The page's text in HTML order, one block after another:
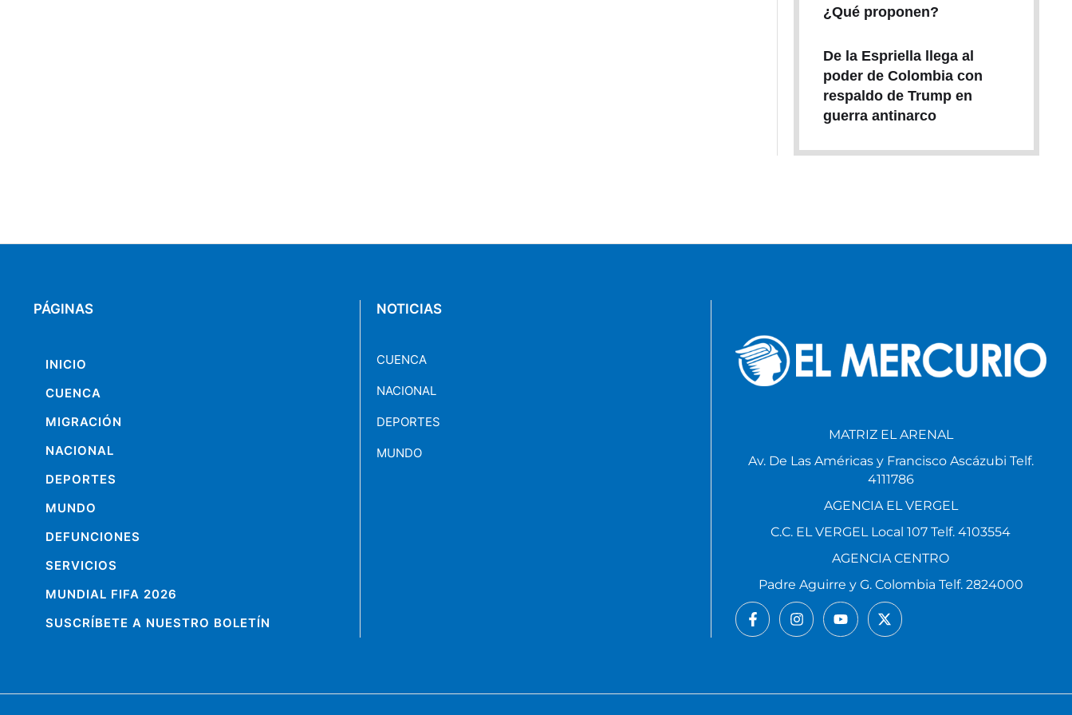
¿Qué proponen?
De la Espriella llega al
poder de Colombia con
respaldo de Trump en
guerra antinarco
PÁGINAS
INICIO
CUENCA
MIGRACIÓN
NACIONAL
DEPORTES
MUNDO
DEFUNCIONES
SERVICIOS
MUNDIAL FIFA 2026
SUSCRÍBETE A NUESTRO BOLETÍN
NOTICIAS
CUENCA
NACIONAL
DEPORTES
MUNDO
MATRIZ EL ARENAL
Av. De Las Américas y Francisco Ascázubi Telf.
4111786
AGENCIA EL VERGEL
C.C. EL VERGEL Local 107 Telf. 4103554
AGENCIA CENTRO
Padre Aguirre y G. Colombia Telf. 2824000